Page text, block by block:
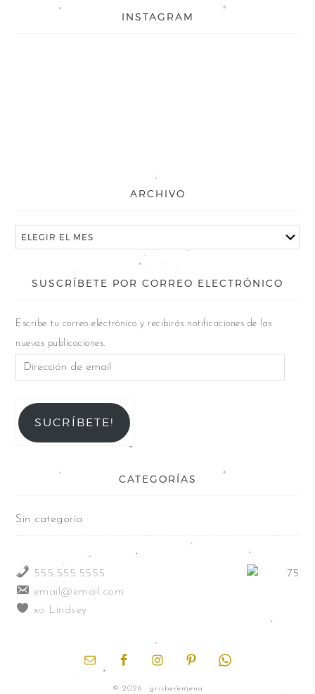
INSTAGRAM
ARCHIVO
SUSCRÍBETE POR CORREO ELECTRÓNICO
Escribe tu correo electrónico y recibirás notificaciones de las
nuevas publicaciones.
SUCRÍBETE!
CATEGORÍAS
Sin categoría
555.555.5555
email@email.com
xo Lindsey
© 2026 · grisberenjena